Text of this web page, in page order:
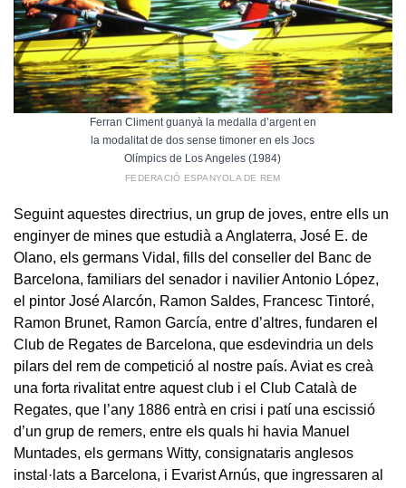
Ferran Climent guanyà la medalla d’argent en
la modalitat de dos sense timoner en els Jocs
Olímpics de Los Angeles (1984)
FEDERACIÓ ESPANYOLA DE REM
Seguint aquestes directrius, un grup de joves, entre ells un
enginyer de mines que estudià a Anglaterra, José E. de
Olano, els germans Vidal, fills del conseller del Banc de
Barcelona, familiars del senador i navilier Antonio López,
el pintor José Alarcón, Ramon Saldes, Francesc Tintoré,
Ramon Brunet, Ramon García, entre d’altres, fundaren el
Club de Regates de Barcelona, que esdevindria un dels
pilars del rem de competició al nostre país. Aviat es creà
una forta rivalitat entre aquest club i el Club Català de
Regates, que l’any 1886 entrà en crisi i patí una escissió
d’un grup de remers, entre els quals hi havia Manuel
Muntades, els germans Witty, consignataris anglesos
instal·lats a Barcelona, i Evarist Arnús, que ingressaren al